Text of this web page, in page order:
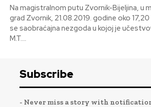
Na magistralnom putu Zvornik-Bijeljina, u
grad Zvornik, 21.08.2019. godine oko
se saobraćajna nezgoda u kojoj je
M.T....
Subscribe
- Never miss a story with